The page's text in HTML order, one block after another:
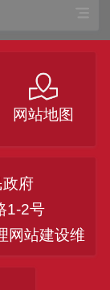
网站地图
府
1-2号
网站建设维